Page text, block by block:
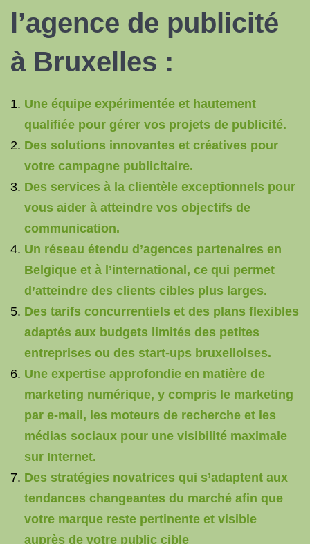
l’agence de publicité
à Bruxelles :
Une équipe expérimentée et hautement
qualifiée pour gérer vos projets de publicité.
Des solutions innovantes et créatives pour
votre campagne publicitaire.
Des services à la clientèle exceptionnels pour
vous aider à atteindre vos objectifs de
communication.
Un réseau étendu d’agences partenaires en
Belgique et à l’international, ce qui permet
d’atteindre des clients cibles plus larges.
Des tarifs concurrentiels et des plans flexibles
adaptés aux budgets limités des petites
entreprises ou des start-ups bruxelloises.
Une expertise approfondie en matière de
marketing numérique, y compris le marketing
par e-mail, les moteurs de recherche et les
médias sociaux pour une visibilité maximale
sur Internet.
Des stratégies novatrices qui s’adaptent aux
tendances changeantes du marché afin que
votre marque reste pertinente et visible
auprès de votre public cible